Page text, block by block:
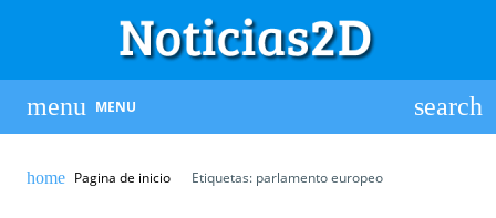
MENU
Pagina de inicio Etiquetas: parlamento europeo